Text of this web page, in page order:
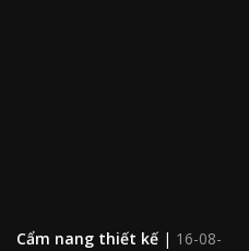
Cẩm nang thiết kế | 16-08-